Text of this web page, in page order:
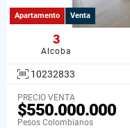
Apartamento Venta
3
Alcoba
10232833
PRECIO VENTA
$550.000.000
Pesos Colombianos